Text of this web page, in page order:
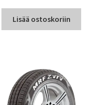
Lisää ostoskoriin